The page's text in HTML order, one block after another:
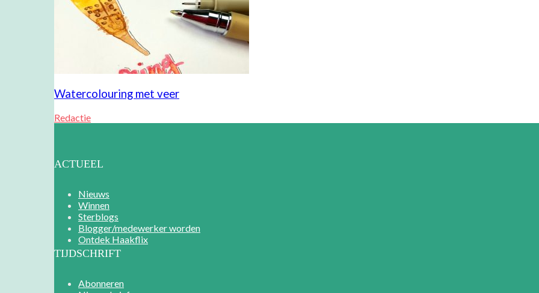
Watercolouring met veer
Redactie
ACTUEEL
Nieuws
Winnen
Sterblogs
Blogger/medewerker worden
Ontdek Haakflix
TIJDSCHRIFT
Abonneren